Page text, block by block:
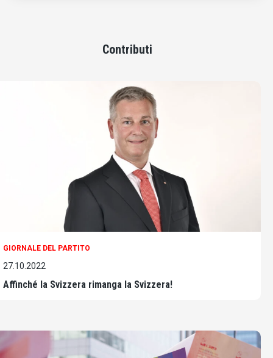
Contributi
GIORNALE DEL PARTITO
27.10.2022
Affinché la Svizzera rimanga la Svizzera!